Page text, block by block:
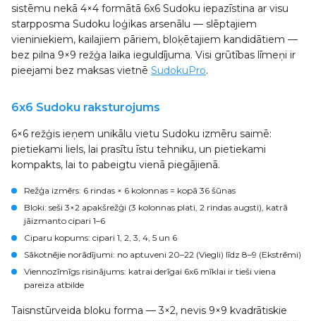
sistēmu nekā 4×4 formātā 6x6 Sudoku iepazīstina ar visu
starpposma Sudoku loģikas arsenālu — slēptajiem
vieniniekiem, kailajiem pāriem, bloķētajiem kandidātiem —
bez pilna 9×9 režģa laika ieguldījuma. Visi grūtības līmeņi ir
pieejami bez maksas vietnē SudokuPro.
6x6 Sudoku raksturojums
6×6 režģis ieņem unikālu vietu Sudoku izmēru saimē:
pietiekami liels, lai prasītu īstu tehniku, un pietiekami
kompakts, lai to pabeigtu vienā piegājienā.
Režģa izmērs: 6 rindas × 6 kolonnas = kopā 36 šūnas
Bloki: seši 3×2 apakšrežģi (3 kolonnas plati, 2 rindas augsti), katrā
jāizmanto cipari 1–6
Ciparu kopums: cipari 1, 2, 3, 4, 5 un 6
Sākotnējie norādījumi: no aptuveni 20–22 (Viegli) līdz 8–9 (Ekstrēmi)
Viennozīmīgs risinājums: katrai derīgai 6x6 mīklai ir tieši viena
pareiza atbilde
Taisnstūrveida bloku forma — 3×2, nevis 9×9 kvadrātiskie